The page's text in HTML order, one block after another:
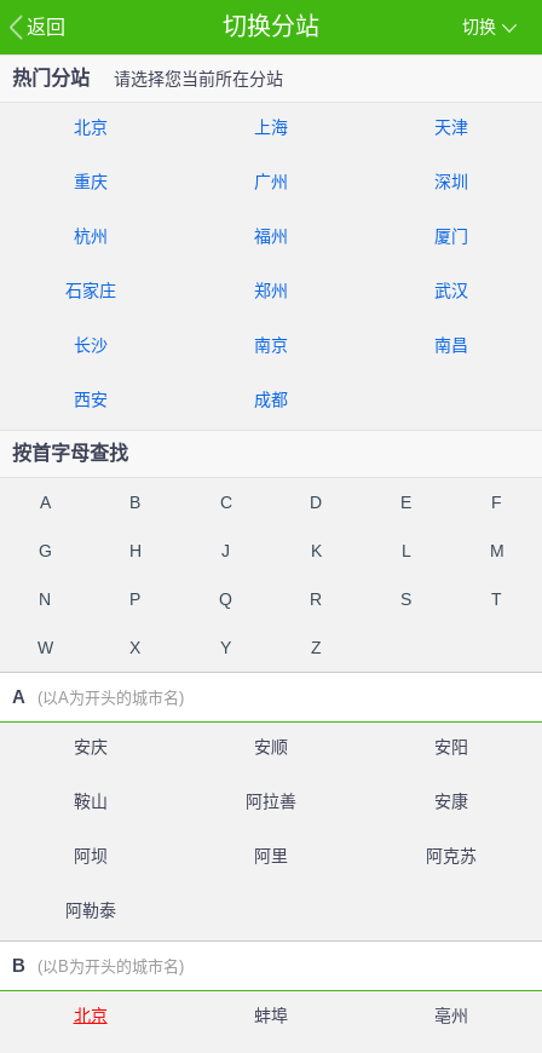
返回 切换
切换分站
热门分站 请选择您当前所在分站
北京 上海 天津
重庆 广州 深圳
杭州 福州 厦门
石家庄 郑州 武汉
长沙 南京 南昌
西安 成都
按首字母查找
A B C D E F
G H J K L M
N P Q R S T
W X Y Z
A (以A为开头的城市名)
安庆 安顺 安阳
鞍山 阿拉善 安康
阿坝 阿里 阿克苏
阿勒泰
B (以B为开头的城市名)
北京 蚌埠 亳州